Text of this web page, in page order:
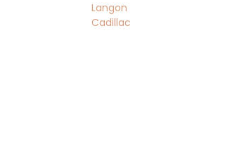
Langon
Cadillac